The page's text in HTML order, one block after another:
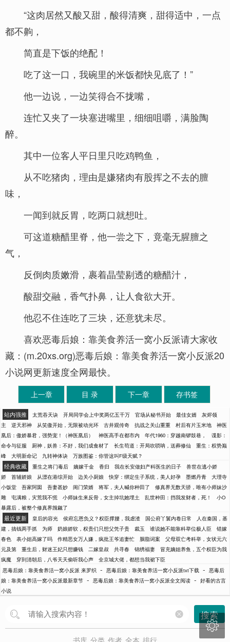
“这肉居然又酸又甜，酸得清爽，甜得适中，一点
都不齁，
简直是下饭的绝配！
吃了这一口，我碗里的米饭都快见底了！”
他一边说，一边笑得合不拢嘴，
连忙又夹了一块塞进嘴里，细细咀嚼，满脸陶
醉。
其中一位客人平日里只吃鸡鸭鱼，
从不吃猪肉，理由是嫌猪肉有股挥之不去的膻
味，
一闻到就反胃，吃两口就想吐。
可这道糖醋里脊，他一尝之下，竟毫无腥膻之
气，
反倒肉质嫩滑，裹着晶莹剔透的糖醋汁，
酸甜交融，香气扑鼻，让人食欲大开。
他忍不住连吃了三块，还意犹未尽。
喜欢恶毒后娘：靠美食养活一窝小反派请大家收
藏：(m.20xs.org)恶毒后娘：靠美食养活一窝小反派20
小说网更新速度全网最快。
上一章 目 录 下一章 存书签
站内强推 太荒吞天诀 开局同学会上中奖两亿五千万 官场从秘书开始 最佳女婿
灰烬领
主
逆天邪神 从笑傲开始，无限被动光环 古井观传奇 抗战之关山重重 村后有片玉米地
神医
凰后：傲娇暴君，强势宠！（神医凰后）
神医高手在都市内 年代1960：穿越南锣鼓巷，
谍影：
命令与征服
厨神，妖兽：不好，我们成食材了 长生苟道：开局吹唢呐，送葬修仙
重生：权势巅
峰
大明新命记 九转神体诀 万族图鉴：你管这叫F级天赋？
经典收藏 重生之将门毒后 嫡嫁千金 香归 我在长安做妇产科医生的日子
兽世在逃小娇
娇
首辅娇娘 从漂在港综开始 边关小厨娘 快穿：绑定生子系统，美人好孕 墨燃丹青
大理寺
小饭堂
吾家阿囡 吾妻甚妙 闺门荣婿 将军，夫人喊你种田了
修真界无数天骄，唯有小师妹沙
雕
屯满粮，灾荒我不慌 小师妹生来反骨，女主掉坑她埋土 乱世种田：挡我发财者，死！
小O
暴露后，被整个修真界觊觎了
最近更新 皇后的容光 侯府忘恩负义？权臣撑腰，我虐渣 国公府丫鬟内卷日常
人在秦国，基
建，搞钱两手抓
为师 奶娘娇软，权贵们只想父凭子贵 裁玉 谁说她不能靠科举位极人臣
错嫁
春色
表小姐高嫁了吗 作精恶女万人嫌，疯批王爷追妻忙 胭脂词案
父母双亡考科举，女状元六
元及第
重生后，财迷王妃只想赚钱 二嫁皇叔 共寻春 锦绣福妻
冒充嫡姐养鱼，五个权臣为我
疯魔
穿到清朝后，八爷天天偷听我心声
全京城大佬，都想当我裙下臣
恶毒后娘：靠美食养活一窝小反派 来罗织 - 恶毒后娘：靠美食养活一窝小反派txt下载 - 恶毒后
娘：靠美食养活一窝小反派最新章节 - 恶毒后娘：靠美食养活一窝小反派全文阅读 - 好看的古言
小说
搜索
书库 分类 作者 全本 排行
